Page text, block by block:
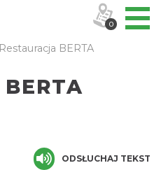
Restauracja BERTA
ODSŁUCHAJ TEKST
0